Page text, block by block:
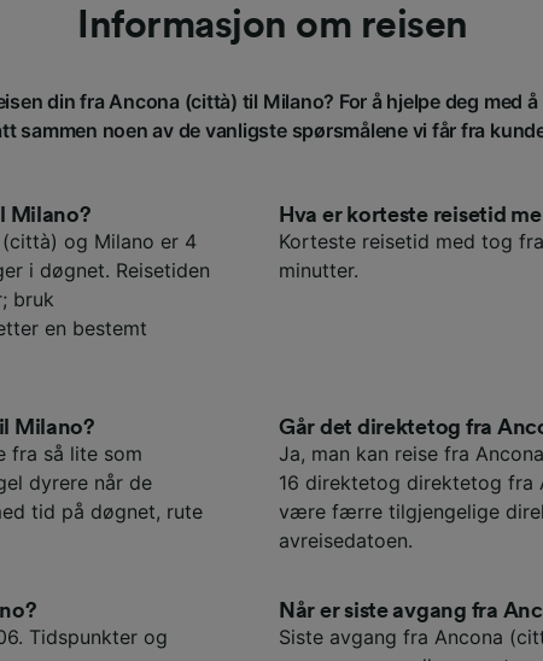
Informasjon om reisen
din fra Ancona (città) til Milano? For å hjelpe deg med
sammen noen av de vanligste spørsmålene vi får fra
Milano?
og Milano er 4
i døgnet. Reisetiden
bruk
en bestemt
Hva er korteste reisetid
Korteste reisetid med tog
minutter.
Milano?
fra så lite som
dyrere når de
tid på døgnet, rute
Går det direktetog fra
Ja, man kan reise fra
16 direktetog direktetog fra
være færre tilgjengelige
avreisedatoen.
Tidspunkter og
Når er siste avgang fra
Siste avgang fra Ancona